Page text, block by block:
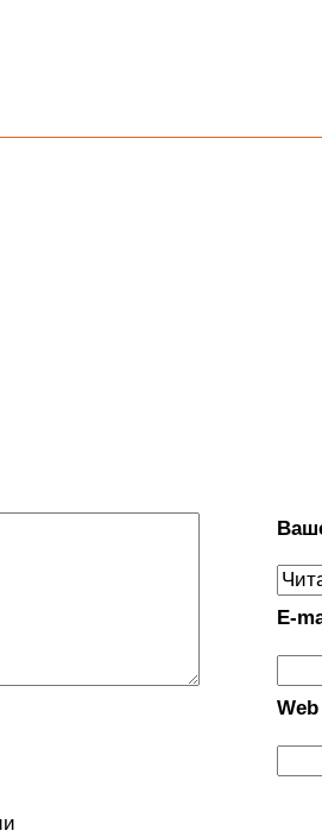
E-